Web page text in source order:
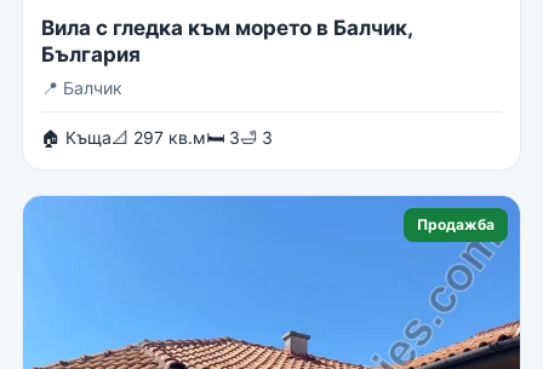
Вила с гледка към морето в Балчик,
България
📍 Балчик
🏠 Къща📐 297 кв.м🛏 3🛁 3
Продажба